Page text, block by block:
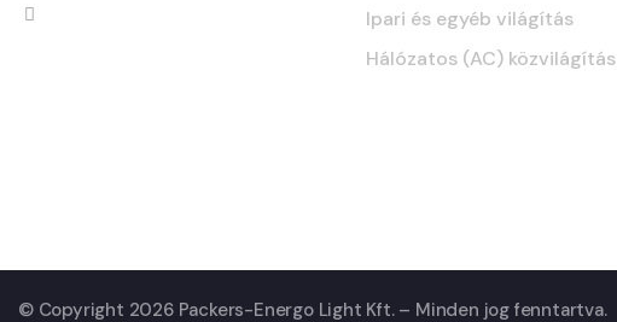
Ipari és egyéb világítás
Hálózatos (AC) közvilágítás
© Copyright 2026 Packers-Energo Light Kft. – Minden jog fenntartva.